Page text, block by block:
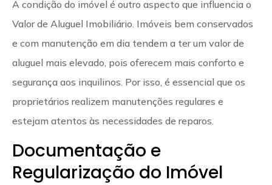
A condição do imóvel é outro aspecto que influencia o
Valor de Aluguel Imobiliário. Imóveis bem conservados
e com manutenção em dia tendem a ter um valor de
aluguel mais elevado, pois oferecem mais conforto e
segurança aos inquilinos. Por isso, é essencial que os
proprietários realizem manutenções regulares e
estejam atentos às necessidades de reparos.
Documentação e
Regularização do Imóvel